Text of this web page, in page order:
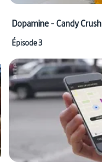
Dopamine - Candy Crush
Épisode 3